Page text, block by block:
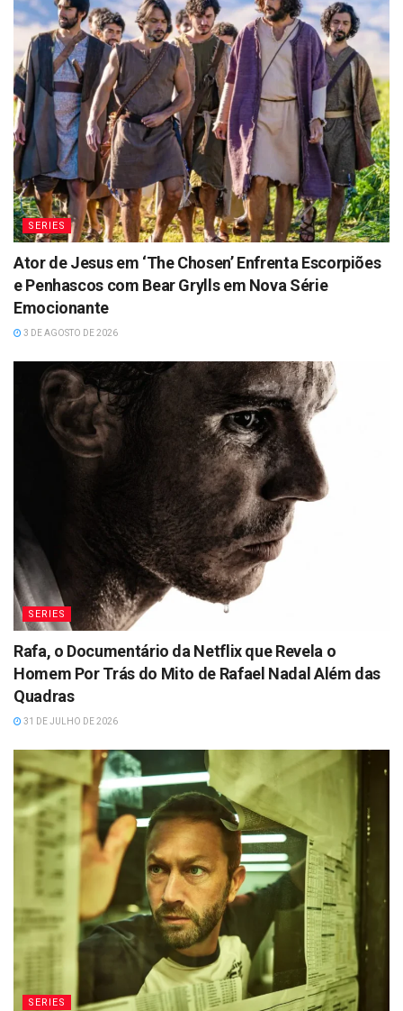
SERIES
Ator de Jesus em ‘The Chosen’ Enfrenta Escorpiões
e Penhascos com Bear Grylls em Nova Série
Emocionante
3 DE AGOSTO DE 2026
SERIES
Rafa, o Documentário da Netflix que Revela o
Homem Por Trás do Mito de Rafael Nadal Além das
Quadras
31 DE JULHO DE 2026
SERIES